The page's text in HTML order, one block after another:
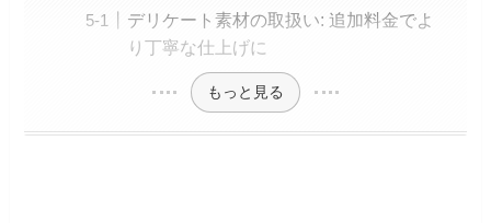
デリケート素材の取扱い: 追加料金でよ
り丁寧な仕上げに
もっと見る